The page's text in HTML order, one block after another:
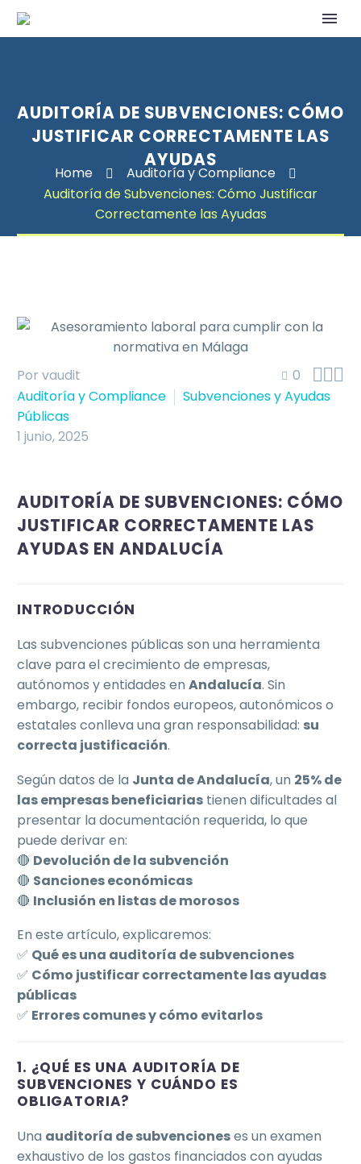
AUDITORÍA DE SUBVENCIONES: CÓMO
JUSTIFICAR CORRECTAMENTE LAS
AYUDAS
Home
Auditoría y Compliance
Auditoría de Subvenciones: Cómo Justificar
Correctamente las Ayudas
0 
Por vaudit
Auditoría y Compliance
Subvenciones y Ayudas
Públicas
1 junio, 2025
AUDITORÍA DE SUBVENCIONES: CÓMO
JUSTIFICAR CORRECTAMENTE LAS
AYUDAS EN ANDALUCÍA
INTRODUCCIÓN
Las subvenciones públicas son una herramienta
clave para el crecimiento de empresas,
autónomos y entidades en Andalucía. Sin
embargo, recibir fondos europeos, autonómicos o
estatales conlleva una gran responsabilidad: su
correcta justificación.
Según datos de la Junta de Andalucía, un 25% de
las empresas beneficiarias tienen dificultades al
presentar la documentación requerida, lo que
puede derivar en:
🔴 Devolución de la subvención
🔴 Sanciones económicas
🔴 Inclusión en listas de morosos
En este artículo, explicaremos:
✅ Qué es una auditoría de subvenciones
✅ Cómo justificar correctamente las ayudas
públicas
✅ Errores comunes y cómo evitarlos
1. ¿QUÉ ES UNA AUDITORÍA DE
SUBVENCIONES Y CUÁNDO ES
OBLIGATORIA?
Una auditoría de subvencioneses un examen
exhaustivo de los gastos financiados con ayudas